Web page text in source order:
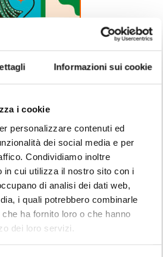
Informazioni sui cookie
i cookie
personalizzare contenuti ed
dei social media e per
Condividiamo inoltre
in cui utilizza il nostro sito con i
di analisi dei dati web,
i quali potrebbero combinarle
ha fornito loro o che hanno
dei loro servizi.
fa bene” goes to
30th at 8:30 PM, we
an evening together
new collection from the
dedicates itself daily to
original garments.